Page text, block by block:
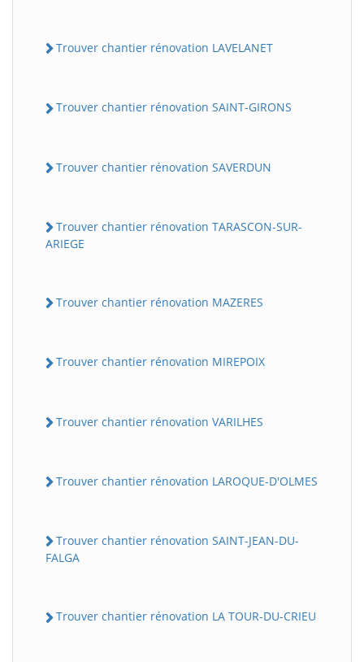
Trouver chantier rénovation LAVELANET
Trouver chantier rénovation SAINT-GIRONS
Trouver chantier rénovation SAVERDUN
Trouver chantier rénovation TARASCON-SUR-
ARIEGE
Trouver chantier rénovation MAZERES
Trouver chantier rénovation MIREPOIX
Trouver chantier rénovation VARILHES
Trouver chantier rénovation LAROQUE-D'OLMES
Trouver chantier rénovation SAINT-JEAN-DU-
FALGA
Trouver chantier rénovation LA TOUR-DU-CRIEU